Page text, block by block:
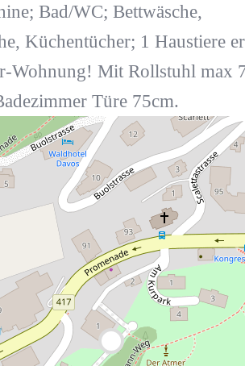
Bad/WC; Bettwäsche,
Küchentücher; 1 Haustiere
Wohnung! Mit Rollstuhl max
Türe 75cm.